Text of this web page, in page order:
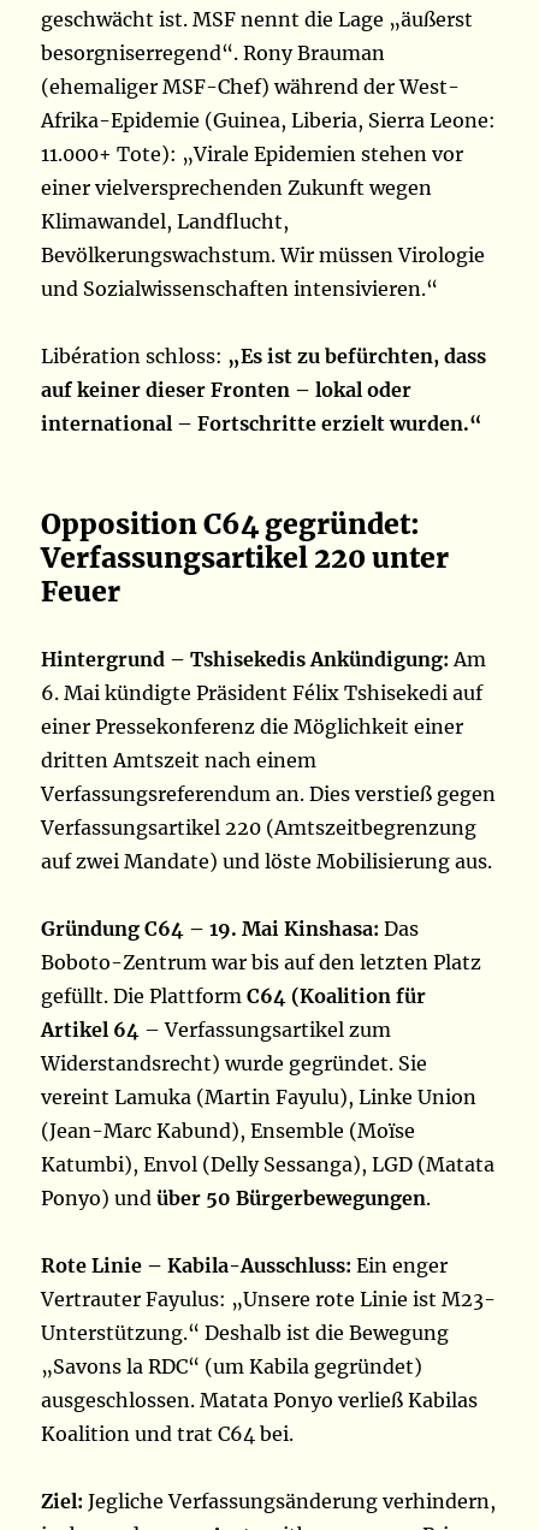
geschwächt ist. MSF nennt die Lage „äußerst
besorgniserregend“. Rony Brauman
(ehemaliger MSF-Chef) während der West-
Afrika-Epidemie (Guinea, Liberia, Sierra Leone:
11.000+ Tote): „Virale Epidemien stehen vor
einer vielversprechenden Zukunft wegen
Klimawandel, Landflucht,
Bevölkerungswachstum. Wir müssen Virologie
und Sozialwissenschaften intensivieren.“
Libération schloss: „Es ist zu befürchten, dass
auf keiner dieser Fronten – lokal oder
international – Fortschritte erzielt wurden.“
Opposition C64 gegründet:
Verfassungsartikel 220 unter
Feuer
Hintergrund – Tshisekedis Ankündigung: Am
6. Mai kündigte Präsident Félix Tshisekedi auf
einer Pressekonferenz die Möglichkeit einer
dritten Amtszeit nach einem
Verfassungsreferendum an. Dies verstieß gegen
Verfassungsartikel 220 (Amtszeitbegrenzung
auf zwei Mandate) und löste Mobilisierung aus.
Gründung C64 – 19. Mai Kinshasa: Das
Boboto-Zentrum war bis auf den letzten Platz
gefüllt. Die PlattformC64 (Koalition für
Artikel 64 – Verfassungsartikel zum
Widerstandsrecht) wurde gegründet. Sie
vereint Lamuka (Martin Fayulu), Linke Union
(Jean-Marc Kabund), Ensemble (Moïse
Katumbi), Envol (Delly Sessanga), LGD (Matata
Ponyo) undüber 50 Bürgerbewegungen.
Rote Linie – Kabila-Ausschluss: Ein enger
Vertrauter Fayulus: „Unsere rote Linie ist M23-
Unterstützung.“ Deshalb ist die Bewegung
„Savons la RDC“ (um Kabila gegründet)
ausgeschlossen. Matata Ponyo verließ Kabilas
Koalition und trat C64 bei.
Ziel: Jegliche Verfassungsänderung verhindern,